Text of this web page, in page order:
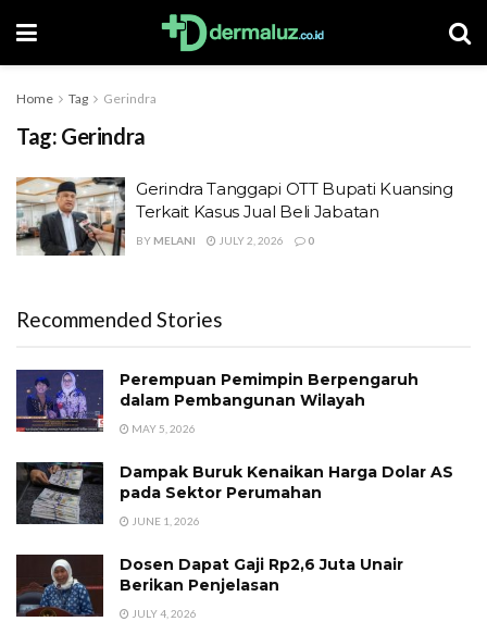
Home Tag Gerindra
Tag: Gerindra
Gerindra Tanggapi OTT Bupati Kuansing
Terkait Kasus Jual Beli Jabatan
BY MELANI JULY 2, 2026 0
Recommended Stories
Perempuan Pemimpin Berpengaruh
dalam Pembangunan Wilayah
MAY 5, 2026
Dampak Buruk Kenaikan Harga Dolar AS
pada Sektor Perumahan
JUNE 1, 2026
Dosen Dapat Gaji Rp2,6 Juta Unair
Berikan Penjelasan
JULY 4, 2026